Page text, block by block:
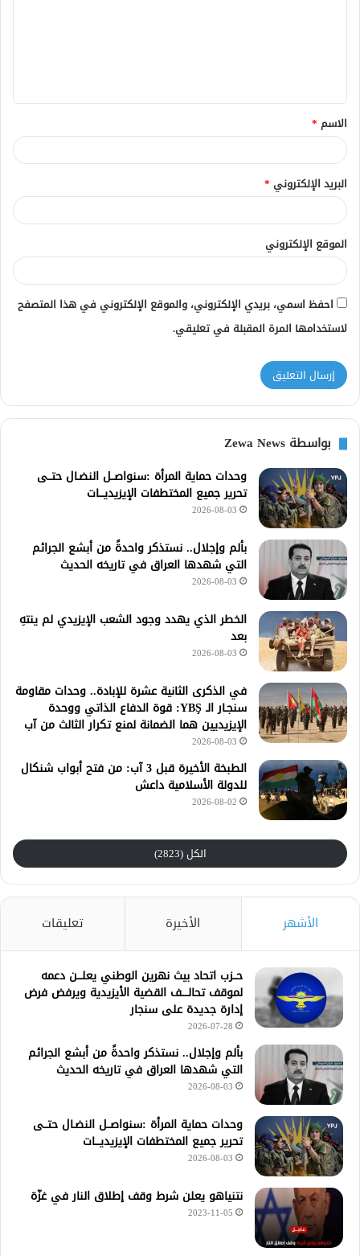
ق
*
الاسم *
البريد الإلكتروني *
الموقع الإلكتروني
احفظ اسمي، بريدي الإلكتروني، والموقع الإلكتروني في هذا المتصفح
لاستخدامها المرة المقبلة في تعليقي.
بواسطة Zewa News
وحدات حماية المرأة :سنواصــل النضـال حتــى
تحرير جميع المختطفات الإيزيديـــات
2026-08-03
بألم وإجلال.. نستذكر واحدةً من أبشع الجرائم
التي شهدها العراق في تاريخه الحديث
2026-08-03
الخطر الذي يهدد وجود الشعب الإيزيدي لم ينتهِ
بعد
2026-08-03
في الذكرى الثانية عشرة للإبادة.. وحدات مقاومة
سنجـار الـ YBŞ: قوة الدفاع الذاتي ووحدة
الإيزيديين هما الضمانة لمنع تكرار الثالث من آب
2026-08-03
الطبخة الأخيرة قبل 3 آب: من فتح أبواب شنكال
للدولة الأسلامية داعش
2026-08-02
الكل (2823)
الأشهر الأخيرة تعليقات
حــزب اتحاد بيث نهرين الوطني يعلـــن دعمه
لموقف تحالــــف القضية الأيزيدية ويرفض فرض
إدارة جديدة على سنجار
2026-07-28
بألم وإجلال.. نستذكر واحدةً من أبشع الجرائم
التي شهدها العراق في تاريخه الحديث
2026-08-03
وحدات حماية المرأة :سنواصــل النضـال حتــى
تحرير جميع المختطفات الإيزيديـــات
2026-08-03
نتنياهو يعلن شرط وقف إطلاق النار في غزّة
2023-11-05